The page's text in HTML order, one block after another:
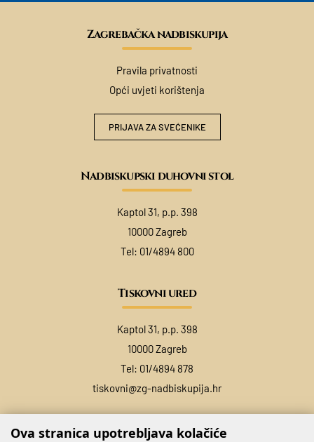
Zagrebačka nadbiskupija
Pravila privatnosti
Opći uvjeti korištenja
PRIJAVA ZA SVEĆENIKE
Nadbiskupski duhovni stol
Kaptol 31, p.p. 398
10000 Zagreb
Tel: 01/4894 800
Tiskovni ured
Kaptol 31, p.p. 398
10000 Zagreb
Tel: 01/4894 878
tiskovni@zg-nadbiskupija.hr
Ova stranica upotrebljava kolačiće